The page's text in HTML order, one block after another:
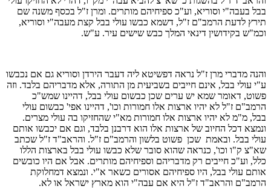
בבל בעבה"י וסוריא, וע"כ ספיחיהם מותרים. ומרן ז"ל בכסף משנה שם
תירץ לדעת הרמב"ם ז"ל, דשמא כבשו עולי בבל קצת מעבה"י וסוריא,
וכמ"ש בקידושין דינאי המלך כבש שישים עיר. ע"ש.
והנה מדברי מרן ז"ל נראה דפשיטא ליה דעבר הירדן וסוריא גם אם נכבשו
ע"י עולי בבל, אינם חייבים בשביעית מן התורה, אלא מדבריהם בלבד. וזה
פשוט, דאומר שמא יש ערים שכן כבשום עולי בבל, דהיינו שמש"כ
הרמב"ם ז"ל לא יהיו ארצות אלו חמורות וכו', דהיינו אפי' כבשום עולי
בבל, מ"מ לא יהיו ארצות אלו חמורות מא"י שהחזיקו בה עולי מצרים.
ונמצא דכל החיוב של ארצות אלו הוא דרבנן בלבד, וגם אם יכבשו אותם
עולי בבל. ובאמת שכן פשוט בלשון והרמב"ם ז"ל. והראב"ד ז"ל שכתב
שא"צ ק"ו וכו', כנראה שהוא סובר שלא כבשו עולי בבל בארצות הללו
כלל, וע"כ חייבים רק מדבריהם וספיחיהם מותרים. אבל אם היו כובשים
אותם עולי בבל, היו ספיחיהם אסורים כשאר א"י. ונמצא דמחלוקת
הרמב"ם והראב"ד ז"ל היא אם עבה"י הוא מארץ ישראל או לא.